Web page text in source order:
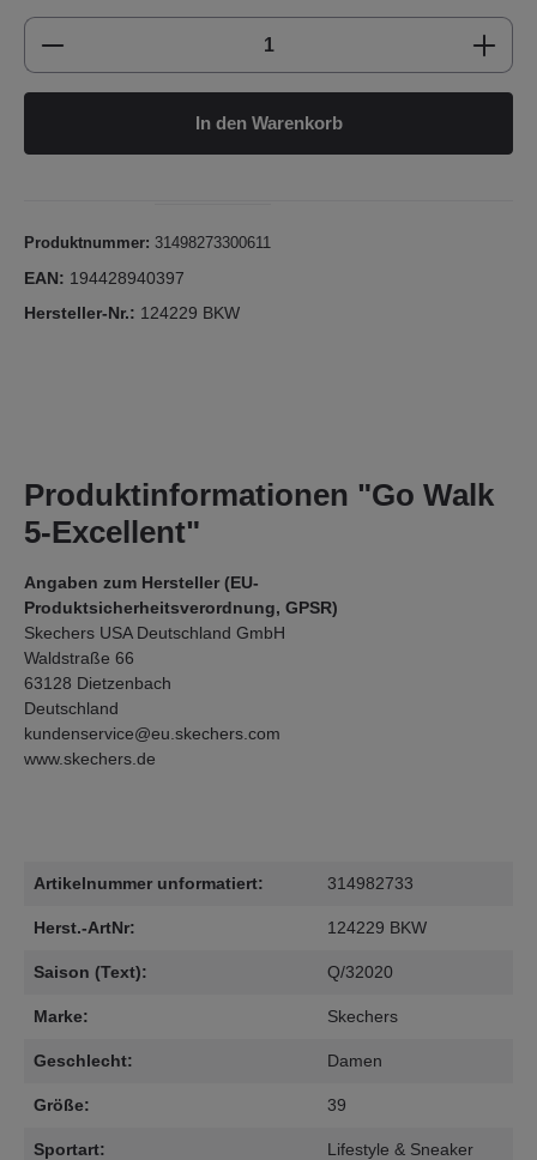
Produkt Anzahl: Gib den gewünschten
In den Warenkorb
Produktnummer: 31498273300611
EAN: 194428940397
Hersteller-Nr.: 124229 BKW
Produktinformationen "Go Walk
5-Excellent"
Angaben zum Hersteller (EU-
Produktsicherheitsverordnung, GPSR)
Skechers USA Deutschland GmbH
Waldstraße 66
63128 Dietzenbach
Deutschland
kundenservice@eu.skechers.com
www.skechers.de
Artikelnummer unformatiert: 314982733
Herst.-ArtNr: 124229 BKW
Saison (Text): Q/32020
Marke: Skechers
Geschlecht: Damen
Größe: 39
Sportart: Lifestyle & Sneaker